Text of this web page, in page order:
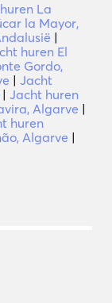
La
la Mayor,
|
huren El
Gordo,
| Jacht
| Jacht huren
Algarve |
huren
Algarve |